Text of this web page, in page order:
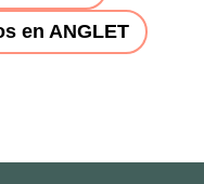
en ANGLET